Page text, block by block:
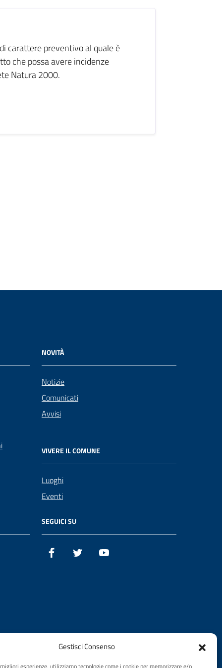
Gestisci Consenso
carattere preventivo al quale è
che possa avere incidenze
Natura 2000.
NOVITÀ
Notizie
Comunicati
Avvisi
VIVERE IL COMUNE
Luoghi
Eventi
SEGUICI SU
Facebook Twitter